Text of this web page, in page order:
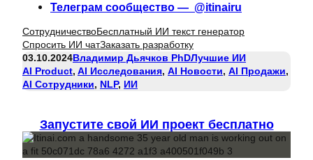
Телеграм сообщество — @itinairu
СотрудничествоБесплатный ИИ текст генератор
Спросить ИИ чатЗаказать разработку
03.10.2024Владимир Дьячков PhDЛучшие ИИ
AI Product, AI Исследования, AI Новости, AI Продажи
AI Сотрудники, NLP, ИИ
Запустите свой ИИ проект бесплатно